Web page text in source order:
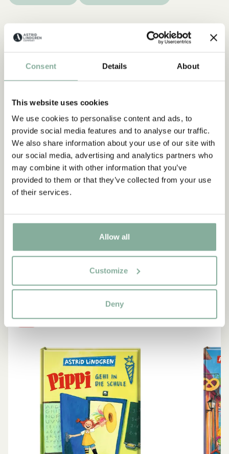
Consent Details About
This website uses cookies
We use cookies to personalise content and ads, to
provide social media features and to analyse our traffic.
We also share information about your use of our site with
our social media, advertising and analytics partners who
may combine it with other information that you’ve
provided to them or that they’ve collected from your use
of their services.
Allow all
Customize
Deny
Ähnliche Produkte
Empfehlungen für dich
ALLE BÜCHER ANZEIGEN
-15%